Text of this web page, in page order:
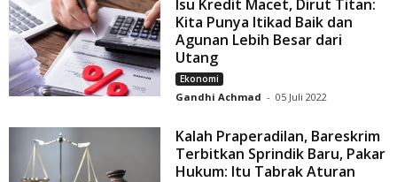
Isu Kredit Macet, Dirut Titan:
Kita Punya Itikad Baik dan
Agunan Lebih Besar dari
Utang
Ekonomi
Gandhi Achmad - 05 Juli 2022
Kalah Praperadilan, Bareskrim
Terbitkan Sprindik Baru, Pakar
Hukum: Itu Tabrak Aturan